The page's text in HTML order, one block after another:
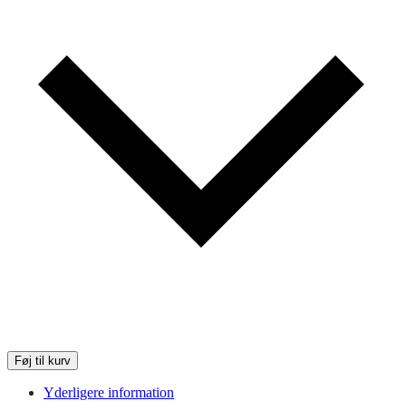
Føj til kurv
Yderligere information